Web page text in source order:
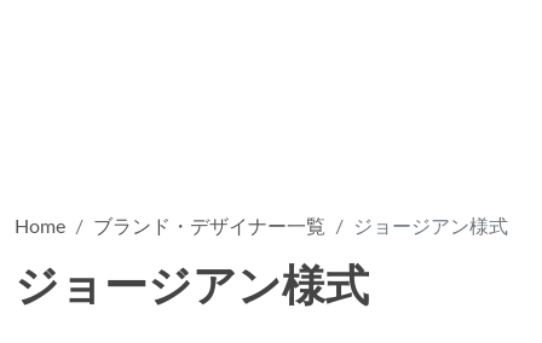
Home ブランド・デザイナー一覧 ジョージアン様式
ジョージアン様式